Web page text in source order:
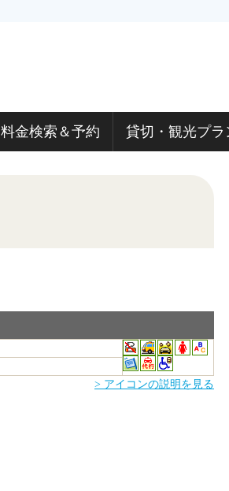
料金検索＆予約 貸切・観光プラ
> アイコンの説明を見る